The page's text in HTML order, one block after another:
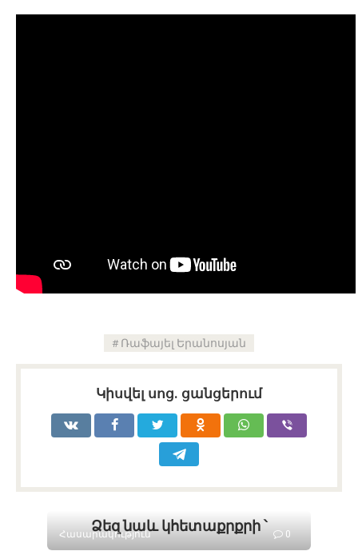
Ռաֆայել Երանոսյան
Կիսվել սոց․ ցանցերում
Ձեզ նաև կհետաքրքրի ՝
Հասարակություն 0